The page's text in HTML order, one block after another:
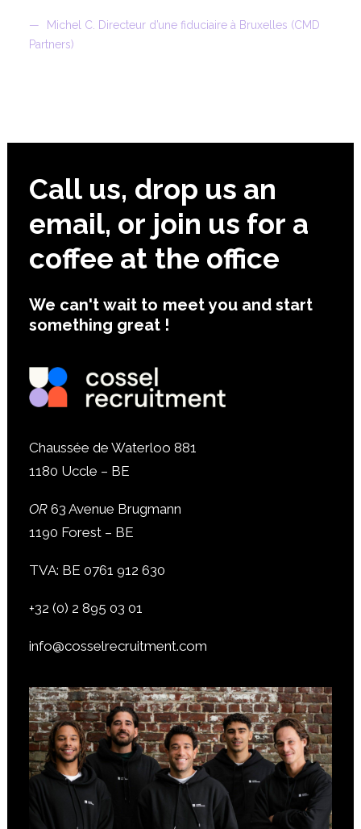
Michel C. Directeur d’une fiduciaire à Bruxelles (CMD
Partners)
Call us, drop us an
email, or join us for a
coffee at the office
We can't wait to meet you and start
something great !
Chaussée de Waterloo 881
1180 Uccle – BE
OR 63 Avenue Brugmann
1190 Forest – BE
TVA: BE 0761 912 630
+32 (0) 2 895 03 01
info@cosselrecruitment.com